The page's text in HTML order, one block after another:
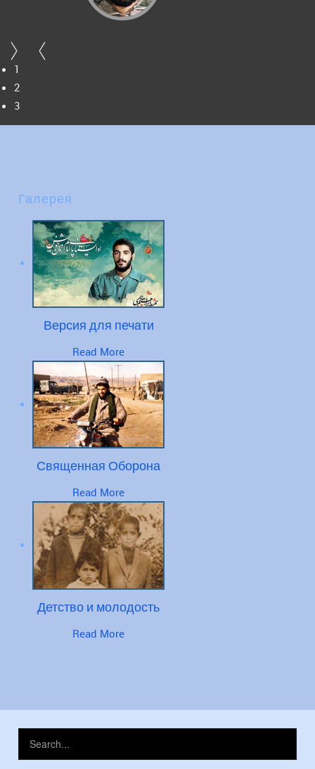
1
2
3
Галерея
Версия для печати
Read More
Священная Оборона
Read More
Детство и молодость
Read More